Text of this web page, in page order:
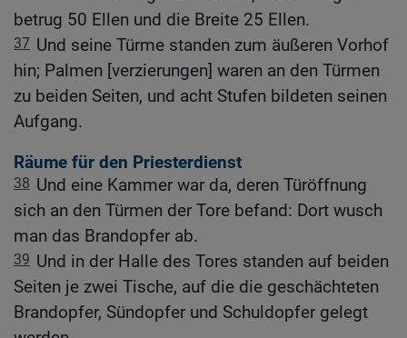
betrug 50 Ellen und die Breite 25 Ellen.
37 Und seine Türme standen zum äußeren Vorhof
hin; Palmen [verzierungen] waren an den Türmen
zu beiden Seiten, und acht Stufen bildeten seinen
Aufgang.
Räume für den Priesterdienst
38 Und eine Kammer war da, deren Türöffnung
sich an den Türmen der Tore befand: Dort wusch
man das Brandopfer ab.
39 Und in der Halle des Tores standen auf beiden
Seiten je zwei Tische, auf die die geschächteten
Brandopfer, Sündopfer und Schuldopfer gelegt